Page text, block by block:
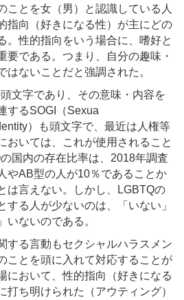
ことを女（男）と認識している人
指向（好きになる性）が主にどの
。性的指向をいう場合に、嗜好と
要である。つまり、自分の趣味・
はないことだと強調された。
文字であり、その意味・内容を
するSOGI（Sexua
）も頭文字で、最近は人権等
おいては、これが使用されること
国内の存在比率は、2018年調査
やAB型の人が10％であることか
は言えない。しかし、LGBTQの
する人が少ないのは、「いない」
いないのである。
る言動もセクシャルハラスメン
ことを頭に入れて対応することが
において、性的指向（好きになる
打ち明けられた（アウティング）